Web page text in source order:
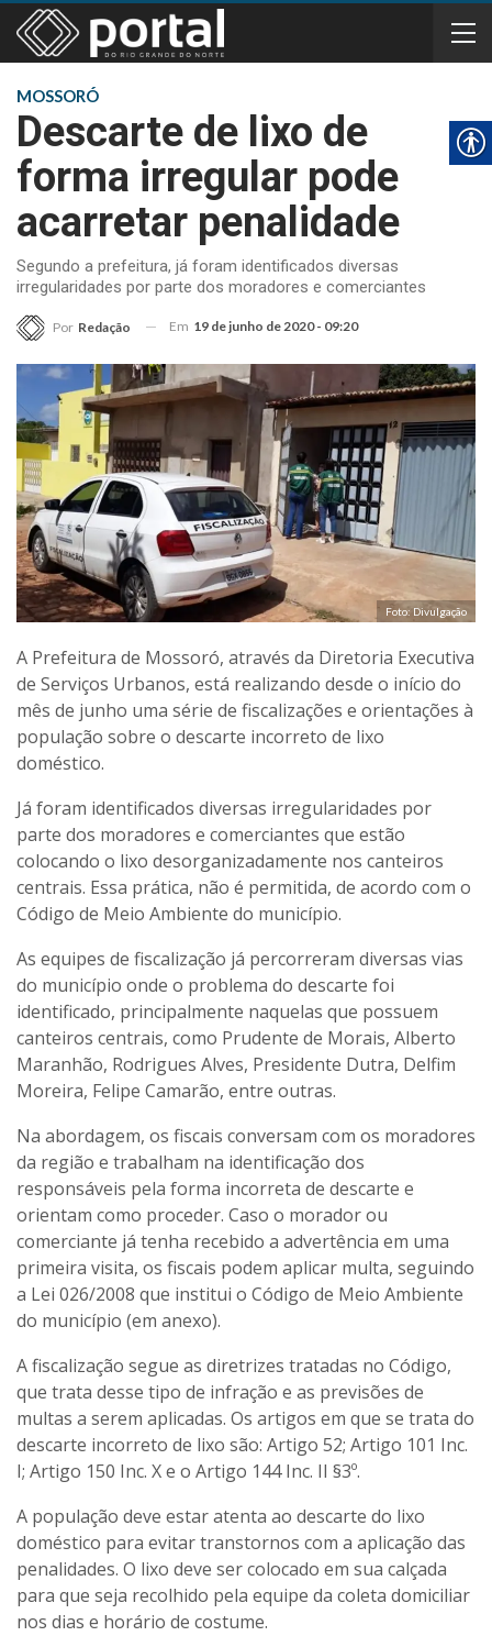
MOSSORÓ
Descarte de lixo de
forma irregular pode
acarretar penalidade
Segundo a prefeitura, já foram identificados diversas
irregularidades por parte dos moradores e comerciantes
Por Redação Em 19 de junho de 2020 - 09:20
Foto: Divulgação
A Prefeitura de Mossoró, através da Diretoria Executiva
de Serviços Urbanos, está realizando desde o início do
mês de junho uma série de fiscalizações e orientações à
população sobre o descarte incorreto de lixo
doméstico.
Já foram identificados diversas irregularidades por
parte dos moradores e comerciantes que estão
colocando o lixo desorganizadamente nos canteiros
centrais. Essa prática, não é permitida, de acordo com o
Código de Meio Ambiente do município.
As equipes de fiscalização já percorreram diversas vias
do município onde o problema do descarte foi
identificado, principalmente naquelas que possuem
canteiros centrais, como Prudente de Morais, Alberto
Maranhão, Rodrigues Alves, Presidente Dutra, Delfim
Moreira, Felipe Camarão, entre outras.
Na abordagem, os fiscais conversam com os moradores
da região e trabalham na identificação dos
responsáveis pela forma incorreta de descarte e
orientam como proceder. Caso o morador ou
comerciante já tenha recebido a advertência em uma
primeira visita, os fiscais podem aplicar multa, seguindo
a Lei 026/2008 que institui o Código de Meio Ambiente
do município (em anexo).
A fiscalização segue as diretrizes tratadas no Código,
que trata desse tipo de infração e as previsões de
multas a serem aplicadas. Os artigos em que se trata do
descarte incorreto de lixo são: Artigo 52; Artigo 101 Inc.
I; Artigo 150 Inc. X e o Artigo 144 Inc. II §3º.
A população deve estar atenta ao descarte do lixo
doméstico para evitar transtornos com a aplicação das
penalidades. O lixo deve ser colocado em sua calçada
para que seja recolhido pela equipe da coleta domiciliar
nos dias e horário de costume.